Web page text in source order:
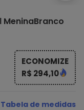
ECONOMIZE
R$ 294,10
Tabela de medidas